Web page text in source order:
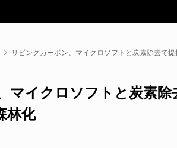
リビングカーボン、マイクロソフトと炭素除去で
マイクロソフトと炭素
林化